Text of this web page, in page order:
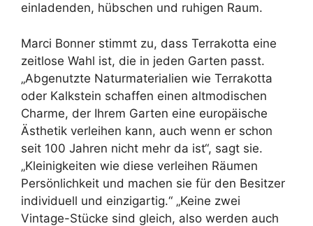
einladenden, hübschen und ruhigen Raum.
Marci Bonner stimmt zu, dass Terrakotta eine
zeitlose Wahl ist, die in jeden Garten passt.
„Abgenutzte Naturmaterialien wie Terrakotta
oder Kalkstein schaffen einen altmodischen
Charme, der Ihrem Garten eine europäische
Ästhetik verleihen kann, auch wenn er schon
seit 100 Jahren nicht mehr da ist“, sagt sie.
„Kleinigkeiten wie diese verleihen Räumen
Persönlichkeit und machen sie für den Besitzer
individuell und einzigartig.“ „Keine zwei
Vintage-Stücke sind gleich, also werden auch